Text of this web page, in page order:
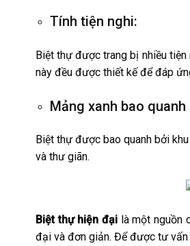
Tính tiện nghi:
Biệt thự được trang bị nhiều tiện
này đều được thiết kế để đáp
Mảng xanh bao
Biệt thự được bao quanh bởi
và thư giãn.
Biệt thự hiện đạilà một nguồn
đại và đơn giản. Để được tư vấn